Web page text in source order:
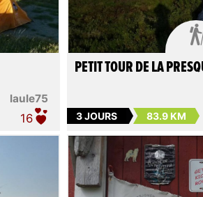
laule75
16
PETIT TOUR DE LA
3 JOURS 83.9 KM